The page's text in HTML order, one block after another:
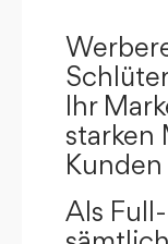
Ihr
starken
Als